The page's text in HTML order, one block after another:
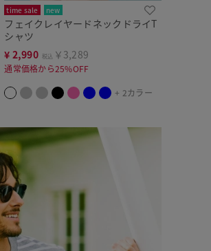
time sale new
フェイクレイヤードネックドライT
シャツ
¥ 2,990 税込 ￥3,289
通常価格から25%OFF
+ 2カラー